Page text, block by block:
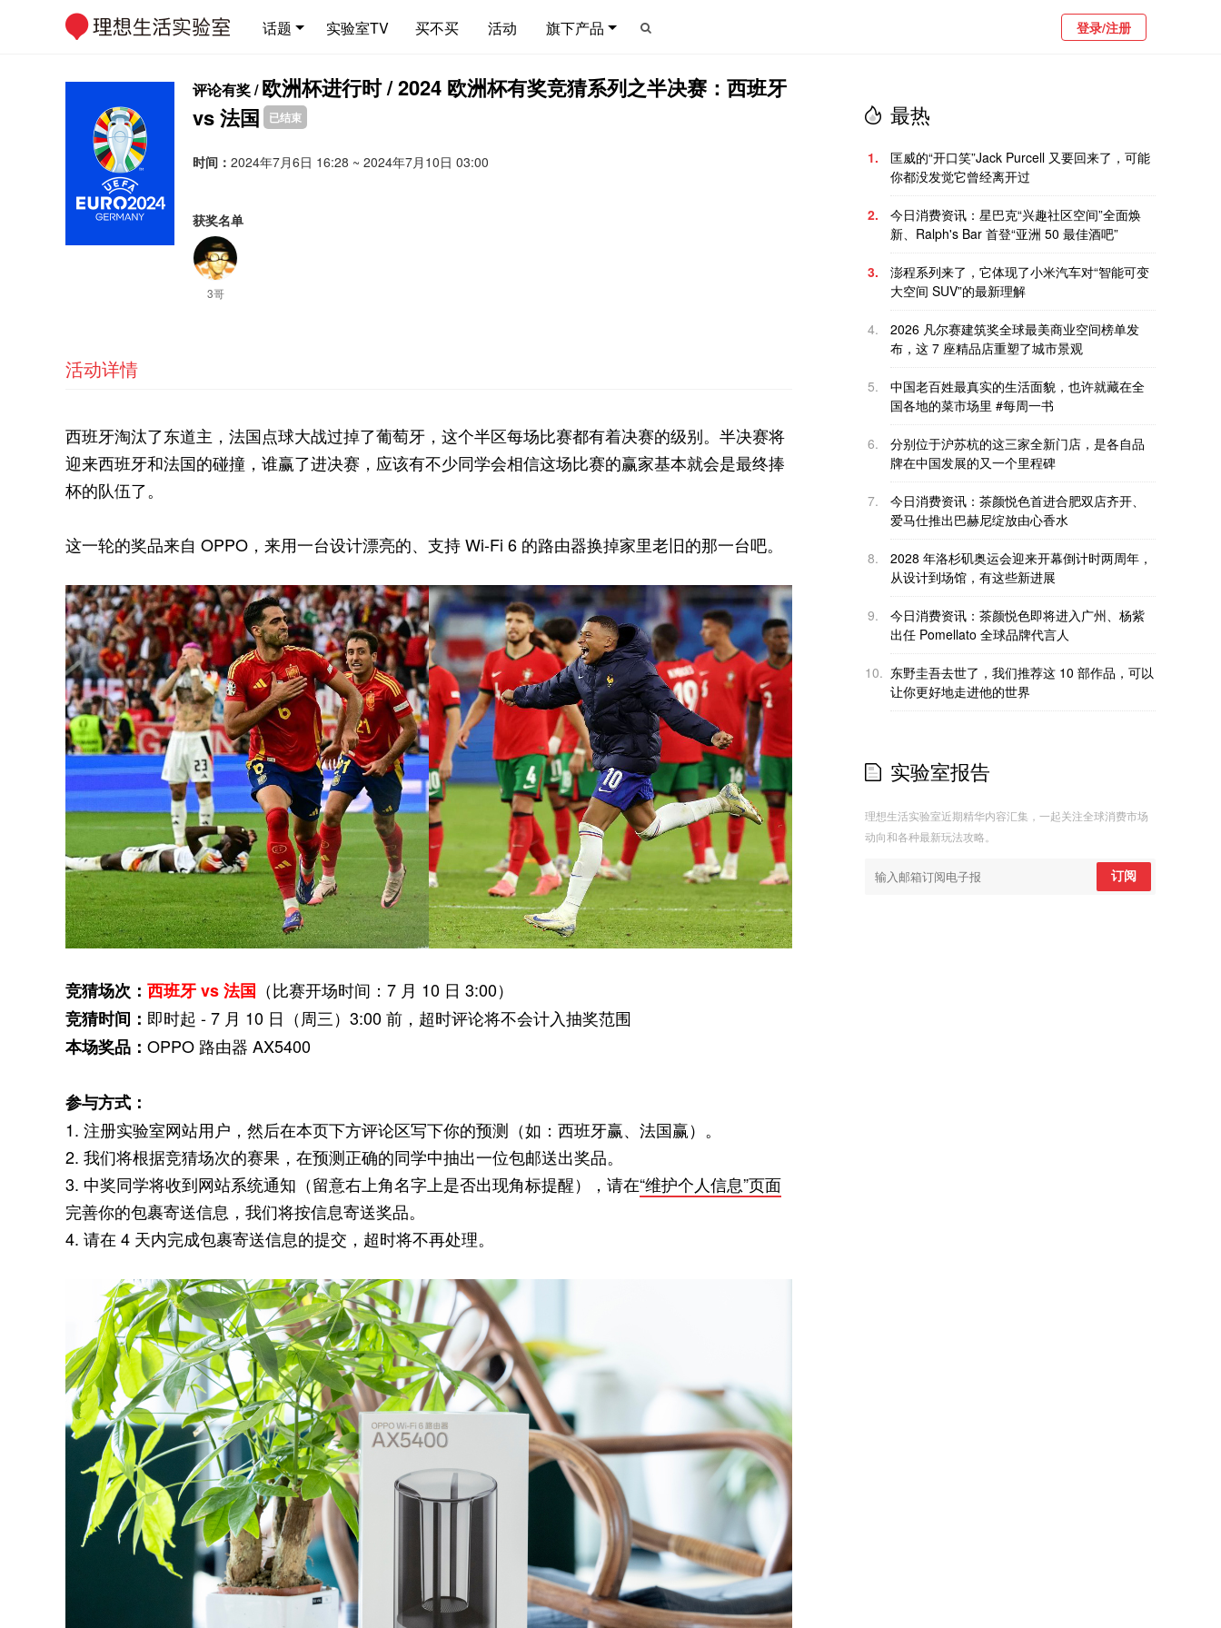
话题 实验室TV 买不买 活动 旗下产品 登录/注册
评论有奖 /欧洲杯进行时 / 2024 欧洲杯有奖竞猜系列之半决赛：西班牙
vs 法国
已结束
时间： 2024年7月6日 16:28 ~ 2024年7月10日 03:00
获奖名单
3哥
活动详情
西班牙淘汰了东道主，法国点球大战过掉了葡萄牙，这个半区每场比赛都有着决赛的级别。半决赛将
迎来西班牙和法国的碰撞，谁赢了进决赛，应该有不少同学会相信这场比赛的赢家基本就会是最终捧
杯的队伍了。
这一轮的奖品来自 OPPO，来用一台设计漂亮的、支持 Wi-Fi 6 的路由器换掉家里老旧的那一台吧。
竞猜场次： 西班牙 vs 法国 （比赛开场时间：7 月 10 日 3:00）
竞猜时间： 即时起 - 7 月 10 日（周三）3:00 前，超时评论将不会计入抽奖范围
本场奖品： OPPO 路由器 AX5400
参与方式：
1. 注册实验室网站用户，然后在本页下方评论区写下你的预测（如：西班牙赢、法国赢）。
2. 我们将根据竞猜场次的赛果，在预测正确的同学中抽出一位包邮送出奖品。
3. 中奖同学将收到网站系统通知（留意右上角名字上是否出现角标提醒），请在“维护个人信息”页面
完善你的包裹寄送信息，我们将按信息寄送奖品。
4. 请在 4 天内完成包裹寄送信息的提交，超时将不再处理。
最热
1.
匡威的“开口笑”Jack Purcell 又要回来了，可能
你都没发觉它曾经离开过
2.
今日消费资讯：星巴克“兴趣社区空间”全面焕
新、Ralph's Bar 首登“亚洲 50 最佳酒吧”
3.
澎程系列来了，它体现了小米汽车对“智能可变
大空间 SUV”的最新理解
4.
2026 凡尔赛建筑奖全球最美商业空间榜单发
布，这 7 座精品店重塑了城市景观
5.
中国老百姓最真实的生活面貌，也许就藏在全
国各地的菜市场里 #每周一书
6.
分别位于沪苏杭的这三家全新门店，是各自品
牌在中国发展的又一个里程碑
7.
今日消费资讯：茶颜悦色首进合肥双店齐开、
爱马仕推出巴赫尼绽放由心香水
8.
2028 年洛杉矶奥运会迎来开幕倒计时两周年，
从设计到场馆，有这些新进展
9.
今日消费资讯：茶颜悦色即将进入广州、杨紫
出任 Pomellato 全球品牌代言人
10. 东野圭吾去世了，我们推荐这 10 部作品，可以
让你更好地走进他的世界
实验室报告
理想生活实验室近期精华内容汇集，一起关注全球消费市场
动向和各种最新玩法攻略。